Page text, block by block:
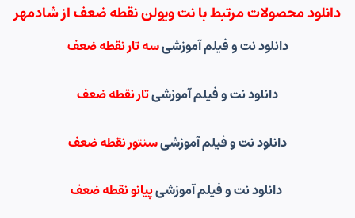
دانلود محصولات مرتبط با نت ویولن نقطه ضعف از شادمهر
دانلود نت و فیلم آموزشیسه تار نقطه ضعف
دانلود نت و فیلم آموزشیتار نقطه ضعف
دانلود نت و فیلم آموزشیسنتور نقطه ضعف
دانلود نت و فیلم آموزشیپیانو نقطه ضعف